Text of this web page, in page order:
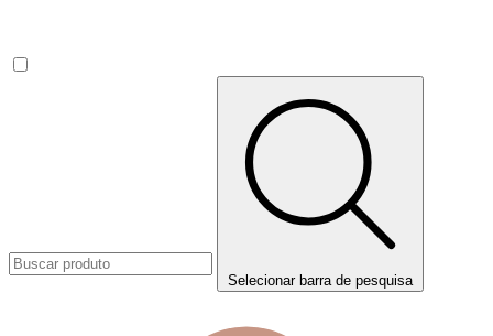
Selecionar barra de pesquisa